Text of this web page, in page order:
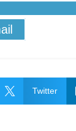
 Twitter